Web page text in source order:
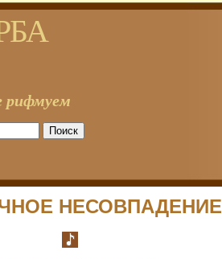
рифмуем
НЕСОВПАДЕНИЕ